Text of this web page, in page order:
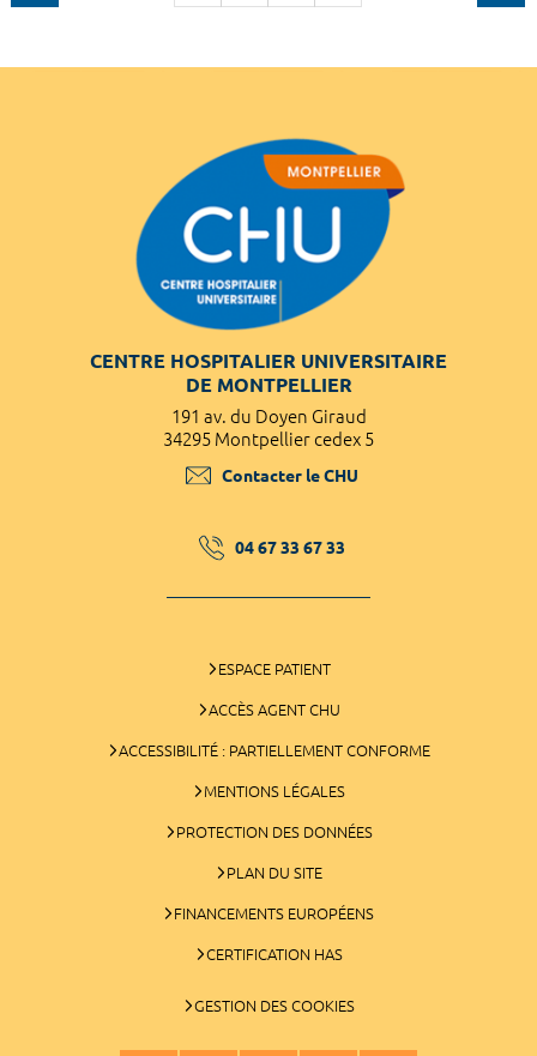
CENTRE HOSPITALIER UNIVERSITAIRE
DE MONTPELLIER
191 av. du Doyen Giraud
34295 Montpellier cedex 5
Contacter le CHU
04 67 33 67 33
ESPACE PATIENT
ACCÈS AGENT CHU
ACCESSIBILITÉ : PARTIELLEMENT CONFORME
MENTIONS LÉGALES
PROTECTION DES DONNÉES
PLAN DU SITE
FINANCEMENTS EUROPÉENS
CERTIFICATION HAS
GESTION DES COOKIES